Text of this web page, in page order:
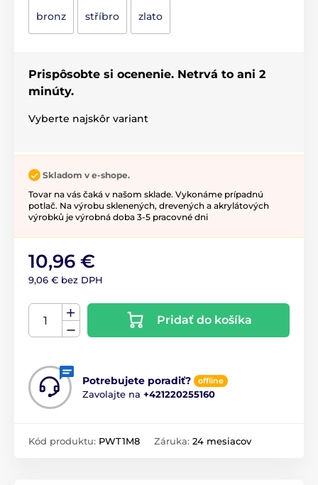
bronz stříbro zlato
Prispôsobte si ocenenie. Netrvá to ani 2
minúty.
Vyberte najskôr variant
Skladom v e-shope.
Tovar na vás čaká v našom sklade. Vykonáme prípadnú
potlač. Na výrobu sklenených, drevených a akrylátových
výrobků je výrobná doba 3-5 pracovné dni
10,96 €
9,06 € bez DPH
Pridať do košíka
Potrebujete poradiť? offline
Zavolajte na +421220255160
Kód produktu: PWT1M8 Záruka: 24 mesiacov